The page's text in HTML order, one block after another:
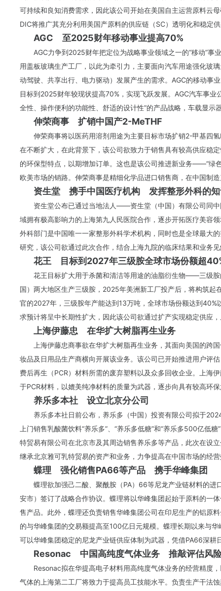
可持续和良知消费需求，因此该公司开始在美国自主运营原料云
DIC将推广其充分利用美国产原料的供应链（SC）透明化和稳定
AGC 至2025财年移动事业提高70%
AGC力争到2025财年把定位为战略事业领域之一的“移动”
用盖板玻璃生产工厂，以此为牵引力，主要面向汽车用途强化玻
动驾驶、共享出行、电力驱动）发展产生的需求。AGC的移动事
目标到2025财年较现状提高70%，实现飞跃发展。AGC汽车事
全性、操作便利的功能性、舒适的设计性”的产品战略，车载显示
伸荣商事 扩销中国产2-MeTHF
伸荣商事将以医药用溶剂用途为主要目标市场扩销2-甲基四
在不断扩大，在此背景下，该公司欲致力于销售具有较高供应稳
的环保型特点，以期增加订单。这也是该公司推进新业务——“绿
欧美市场的销路。伸荣商事是精细化学品进口销售商，在中国制
资生堂 携手中国医疗机构 发挥整形外科的知
资生堂公布已通过当地法人——资生堂（中国）有限公司同
域拥有极高影响力的上海第九人民医院合作，逐步开拓医疗美容
外科部门是中国唯一一家整形外科学术机构，同时也是全球最大
研究，该公司欲通过此次合作，结合上海九院的临床结果和业务
花王 目标到2027年三级胺全球市场份额超
花王目标扩大用于杀菌和清洁等用途的油脂衍生物——三级
国）两大地区生产三级胺，2025年美洲新工厂投产后，将构筑
官的2027年，三级胺年产能达到13万吨，全球市场份额达到
求预计将呈中长期性扩大，因此该公司欲通过扩产实现稳定供应
上海伊藤忠 在华扩大树脂再生业务
上海伊藤忠商事欲在华扩大树脂再生业务，其面向美国的跨
妆品及日用品生产商横向开展该业务。该公司已开始推进用户评
费后再生（PCR）材料所需的废弃塑料以及众多回收企业。上海
于PCR材料，以媲美纯净材料的质量为武器，逐步向具有较高环
养乐多本社 设立北京分公司
养乐多本社日前公布，养乐多（中国）投资有限公司拟于
上门销售乳酸菌饮料“养乐多”、“养乐多低糖”和“养乐多500亿
特贸易有限公司在北京市及其周边销售养乐多等产品，此次在设
继承北京雅可乳特贸易的资产和业务，力争提高在中国市场的经
蝶理 强化销售PA66等产品 携手华峰集团
蝶理欲加强己二酸、聚酰胺（PA）66等尼龙产业链材料的
安市）签订了战略合作协议。蝶理将以华峰集团起始于原料的一
售产品。此外，蝶理还负责销售华峰集团公司在印尼生产的铝原
的与华峰集团的交易额提高至100亿日元规模。蝶理长期以来与
可以华峰集团稳定的尼龙产业链供应体制为武器，凭借PA66深耕
Resonac 中国高纯度气体业务 推敲评估风
Resonac拟在华提高电子材料用高纯度气体业务的经营精度
气体的上海第二工厂将致力于提高员工技能水平。负责生产干法